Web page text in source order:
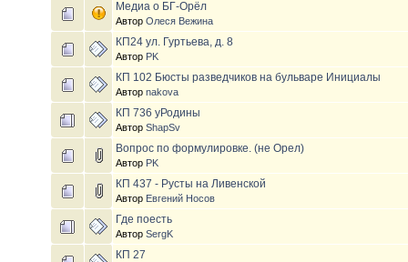
Медиа о БГ-Орёл
АвторОлеся Вежина
КП24 ул. Гуртьева, д. 8
Автор PK
КП 102 Бюсты разведчиков на бульваре Инициалы
Авторnakova
КП 736 уРодины
АвторShapSv
Вопрос по формулировке. (не Орел)
Автор PK
КП 437 - Русты на Ливенской
Автор Евгений Носов
Где поесть
АвторSergK
КП 27